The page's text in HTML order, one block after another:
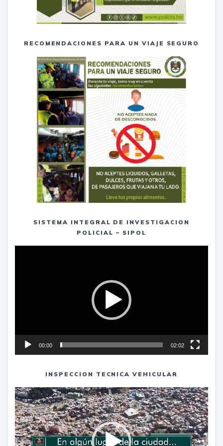
RECOMENDACIONES PARA UN VIAJE SEGURO
SISTEMA INTEGRAL DE INVESTIGACION
POLICIAL – SIPOL
00:00 02:02
INSPECCION TECNICA VEHICULAR
Reproductor
de
vídeo